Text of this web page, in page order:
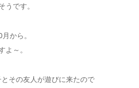
です。
から。
よ～。
その友人が遊びに来たので